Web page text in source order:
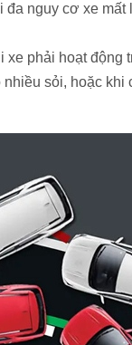
nguy cơ xe
xe phải hoạt
sỏi, hoặc